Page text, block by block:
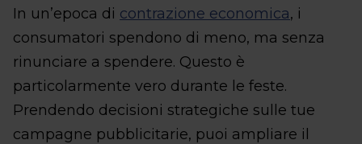
In un’epoca di contrazione economica, i
consumatori spendono di meno, ma senza
rinunciare a spendere. Questo è
particolarmente vero durante le feste.
Prendendo decisioni strategiche sulle tue
campagne pubblicitarie, puoi ampliare il